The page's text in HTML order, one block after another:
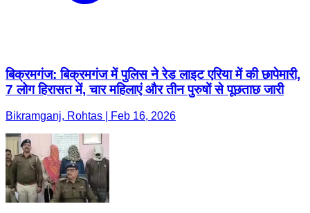
बिक्रमगंज: बिक्रमगंज में पुलिस ने रेड लाइट एरिया में की छापेमारी,
7 लोग हिरासत में, चार महिलाएं और तीन पुरुषों से पूछताछ जारी
Bikramganj, Rohtas | Feb 16, 2026